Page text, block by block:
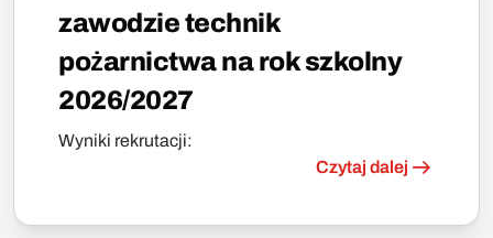
zawodzie technik
pożarnictwa na rok szkolny
2026/2027
Wyniki rekrutacji:
Czytaj dalej